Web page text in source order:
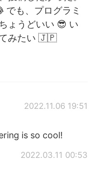
でも、プログラミ
ょうどいい 😎 い
てみたい 🇯🇵
2022.11.06 19:51
is so cool!
2022.03.11 00:53